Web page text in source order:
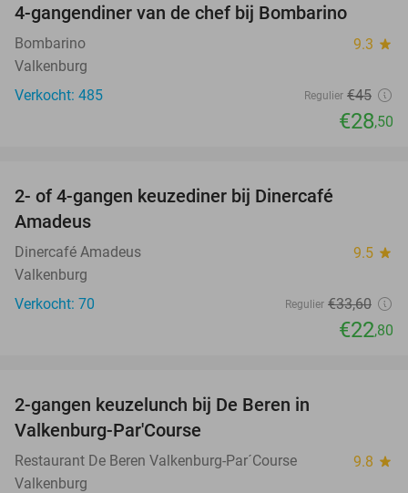
4-gangendiner van de chef bij Bombarino
Bombarino 9.3 star
Valkenburg
Verkocht: 485
Regulier €45
€28,50
2- of 4-gangen keuzediner bij Dinercafé
Amadeus
Dinercafé Amadeus 9.5 star
Valkenburg
Verkocht: 70
Regulier €33,60
€22,80
2-gangen keuzelunch bij De Beren in
Valkenburg-Par'Course
Restaurant De Beren Valkenburg-Par´Course 9.8 star
Valkenburg